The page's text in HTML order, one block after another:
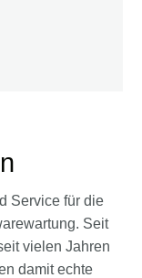
Service für die
Seit
vielen Jahren
damit echte